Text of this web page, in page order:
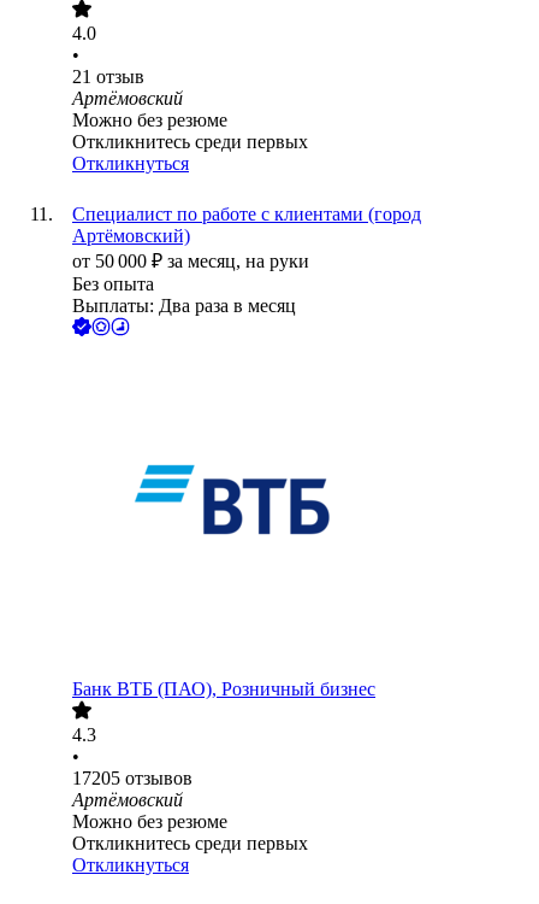
4.0
•
21 отзыв
Артёмовский
Можно без резюме
Откликнитесь среди первых
Откликнуться
Специалист по работе с клиентами (город
Артёмовский)
от 50 000 ₽ за месяц, на руки
Без опыта
Выплаты: Два раза в месяц
Банк ВТБ (ПАО), Розничный бизнес
4.3
•
17205 отзывов
Артёмовский
Можно без резюме
Откликнитесь среди первых
Откликнуться